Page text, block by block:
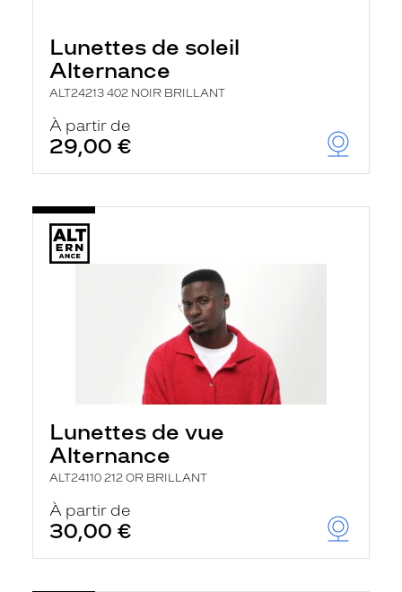
Lunettes de soleil
Alternance
ALT24213 402 NOIR BRILLANT
À partir de
29,00 €
Lunettes de vue
Alternance
ALT24110 212 OR BRILLANT
À partir de
30,00 €